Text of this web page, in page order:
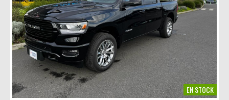
EN STOCK